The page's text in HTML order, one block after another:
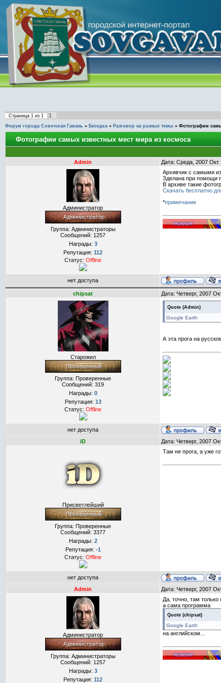
Страница 1 из 1 1
Форум города Советская Гавань » Беседка » Разговор на разные темы » Фотографии
Фотографии самых известных мест мира из космоса
Admin Дата: Среда, 2007
Администратор
Группа: Администраторы
Сообщений: 1257
Награды: 3
Репутация: 112
Статус: Offline
Архивчик с самыми
Зделана при помощи
В архиве такие
Скачать бесплатно
*примечание
нет доступа
chipsat Дата: Четверг, 2007
Старожил
Группа: Проверенные
Сообщений: 319
Награды: 0
Репутация: 13
Статус: Offline
Quote (Admin)
Google Earth
А эта прога на
нет доступа
iD
Дата: Четверг, 2007
Присветлейший
Группа: Проверенные
Сообщений: 3377
Награды: 2
Репутация: -1
Статус: Offline
Там не прога, а уже
нет доступа
Admin
Дата: Четверг, 2007
Администратор
Группа: Администраторы
Сообщений: 1257
Награды: 3
Репутация: 112
Да, точно, там только
а сама программа
Quote (chipsat)
Google Earth
на английском...